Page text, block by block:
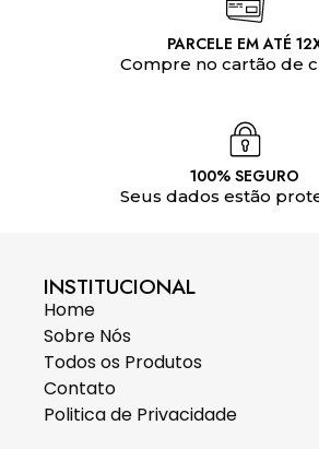
PARCELE EM ATÉ
Compre no cartão de
100% SEGURO
Seus dados estão
INSTITUCIONAL
Home
Sobre Nós
Todos os Produtos
Contato
Politica de Privacidade